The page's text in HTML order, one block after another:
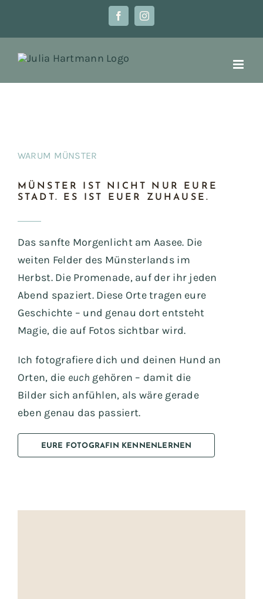
FacebookInstagram
WARUM MÜNSTER
MÜNSTER IST NICHT NUR EURE
STADT. ES IST EUER ZUHAUSE.
Das sanfte Morgenlicht am Aasee. Die
weiten Felder des Münsterlands im
Herbst. Die Promenade, auf der ihr jeden
Abend spaziert. Diese Orte tragen eure
Geschichte – und genau dort entsteht
Magie, die auf Fotos sichtbar wird.
Ich fotografiere dich und deinen Hund an
Orten, die euch gehören – damit die
Bilder sich anfühlen, als wäre gerade
eben genau das passiert.
EURE FOTOGRAFIN KENNENLERNEN